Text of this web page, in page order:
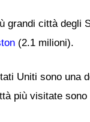
grandi città degli
(2.1 milioni).
Uniti sono una
più visitate